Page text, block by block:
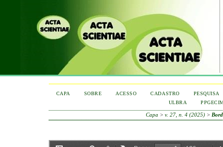
CAPA SOBRE ACESSO CADASTRO
PESQUISA
ULBRA
Capa > v. 27, n. 4 (2025)>